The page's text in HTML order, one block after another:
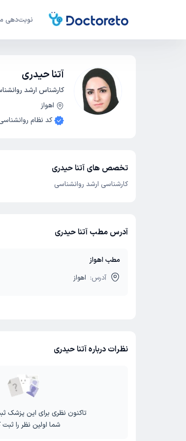
نوبت‌دهی
آتنا حیدری
کارشناس ارشد
اهواز
کد نظام
تخصص های آتنا حیدری
کارشناسی ارشد روانشناسی
آدرس مطب آتنا حیدری
مطب اهواز
آدرس: اهواز
نظرات درباره آتنا حیدری
تاکنون نظری برای این پزشک
شما اولین نظر را ثبت